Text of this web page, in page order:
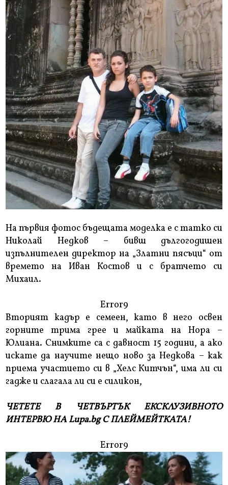
На първия фотос бъдещата моделка е с татко си
Николай Недков – бивш дългогодишен
изпълнителен директор на „Златни пясъци“ от
времето на Иван Костов и с братчето си
Михаил.
Error9
Вторият кадър е семеен, като в него освен
горните трима грее и майката на Нора –
Юлиана. Снимките са с давност 15 години, а ако
искате да научите нещо ново за Недкова – как
приема участието си в „Хелс Китчън“, има ли си
гадже и слагала ли си е силикон,
ЧЕТЕТЕ В ЧЕТВЪРТЪК ЕКСКЛУЗИВНОТО
ИНТЕРВЮ НА Lupa.bg С ПЛЕЙМЕЙТКАТА!
Error9